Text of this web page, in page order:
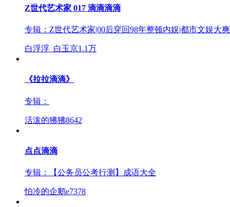
Z世代艺术家 017 滴滴滴滴
专辑： Z世代艺术家|00后穿回98年整顿内娱|都市文娱大
白浮浮_白玉京1.1万
《拉拉滴滴》
专辑：
活泼的狒狒8642
点点滴滴
专辑： 【公务员公考行测】成语大全
怕冷的企鹅e7378